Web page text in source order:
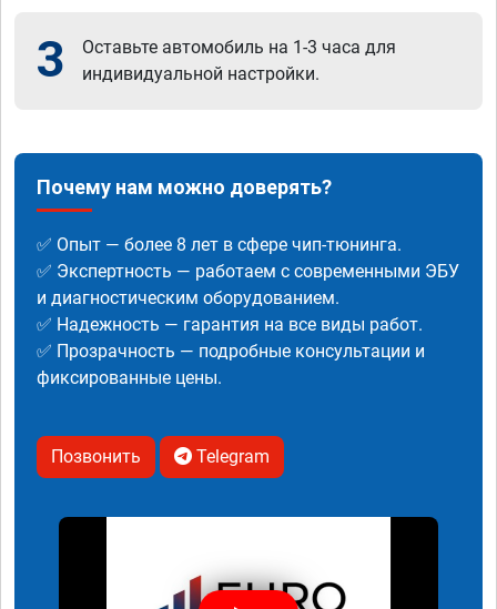
3
Оставьте автомобиль на 1-3 часа для
индивидуальной настройки.
Почему нам можно доверять?
✅ Опыт — более 8 лет в сфере чип-тюнинга.
✅ Экспертность — работаем с современными ЭБУ
и диагностическим оборудованием.
✅ Надежность — гарантия на все виды работ.
✅ Прозрачность — подробные консультации и
фиксированные цены.
Позвонить Telegram